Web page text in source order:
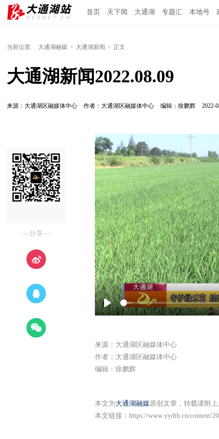
首页 天下闻 大通湖 专题汇 本地号
当前位置: 大通湖融媒 > 大通湖新闻 > 正文
大通湖新闻2022.08.09
来源：大通湖区融媒体中心 作者：大通湖区融媒体中心 编辑：徐鹏辉 2022-
—分享—
Play
来源：大通湖区融媒体中心
作者：大通湖区融媒体中心
编辑：徐鹏辉
本文为大通湖融媒原创文章，转载请附
本文链接： https://www.yydth.cn/content/